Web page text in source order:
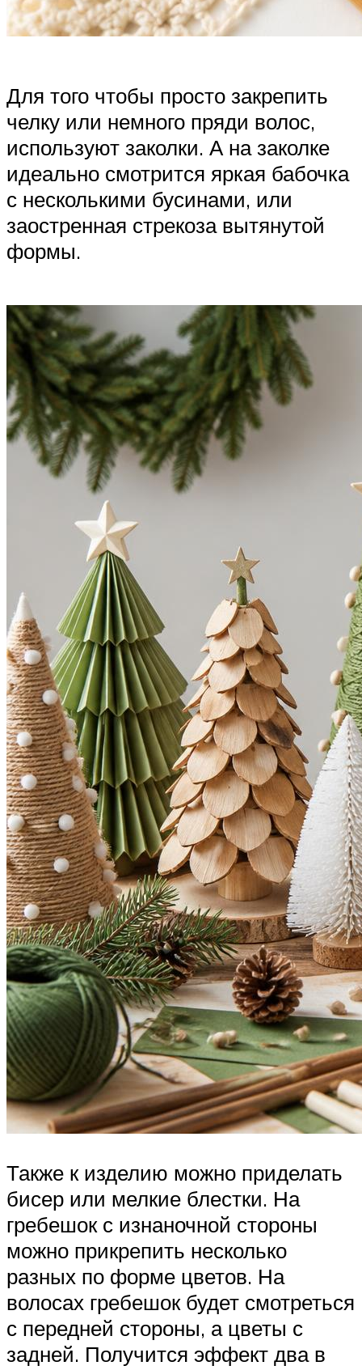
Для того чтобы просто закрепить
челку или немного пряди волос,
используют заколки. А на заколке
идеально смотрится яркая бабочка
с несколькими бусинами, или
заостренная стрекоза вытянутой
формы.
Также к изделию можно приделать
бисер или мелкие блестки. На
гребешок с изнаночной стороны
можно прикрепить несколько
разных по форме цветов. На
волосах гребешок будет смотреться
с передней стороны, а цветы с
задней. Получится эффект два в